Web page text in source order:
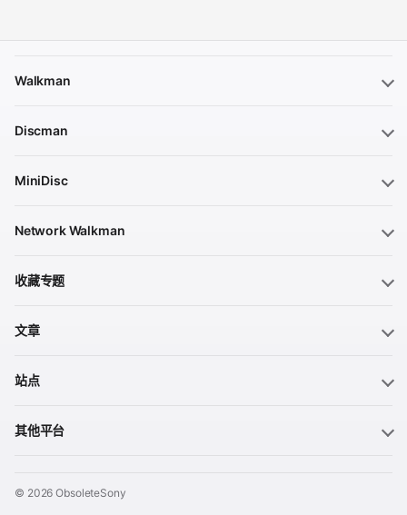
Walkman
Discman
MiniDisc
Network Walkman
收藏专题
文章
站点
其他平台
© 2026 ObsoleteSony